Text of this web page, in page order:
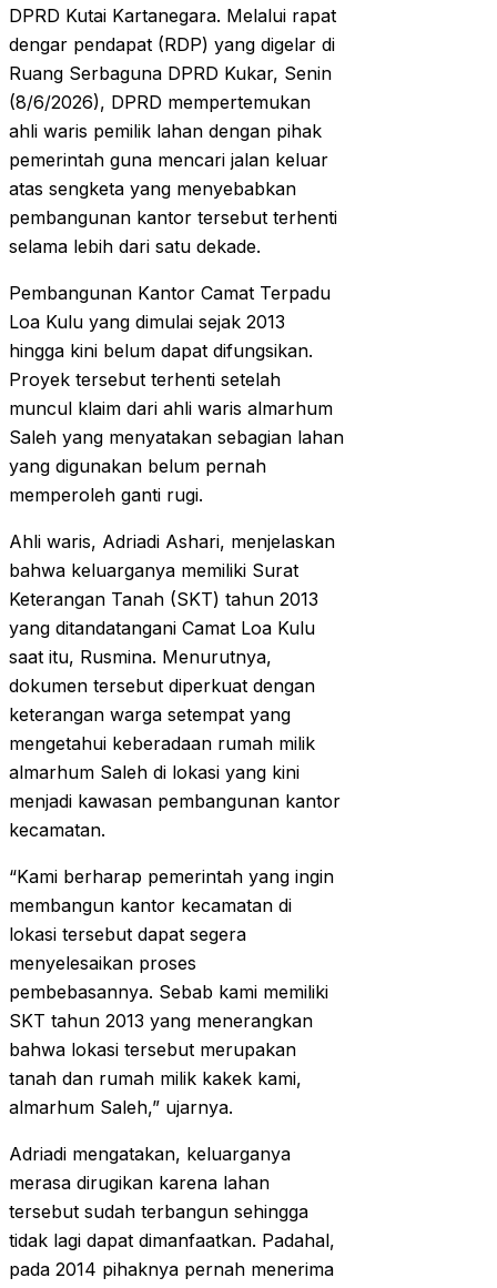
DPRD Kutai Kartanegara. Melalui rapat
dengar pendapat (RDP) yang digelar di
Ruang Serbaguna DPRD Kukar, Senin
(8/6/2026), DPRD mempertemukan
ahli waris pemilik lahan dengan pihak
pemerintah guna mencari jalan keluar
atas sengketa yang menyebabkan
pembangunan kantor tersebut terhenti
selama lebih dari satu dekade.
Pembangunan Kantor Camat Terpadu
Loa Kulu yang dimulai sejak 2013
hingga kini belum dapat difungsikan.
Proyek tersebut terhenti setelah
muncul klaim dari ahli waris almarhum
Saleh yang menyatakan sebagian lahan
yang digunakan belum pernah
memperoleh ganti rugi.
Ahli waris, Adriadi Ashari, menjelaskan
bahwa keluarganya memiliki Surat
Keterangan Tanah (SKT) tahun 2013
yang ditandatangani Camat Loa Kulu
saat itu, Rusmina. Menurutnya,
dokumen tersebut diperkuat dengan
keterangan warga setempat yang
mengetahui keberadaan rumah milik
almarhum Saleh di lokasi yang kini
menjadi kawasan pembangunan kantor
kecamatan.
“Kami berharap pemerintah yang ingin
membangun kantor kecamatan di
lokasi tersebut dapat segera
menyelesaikan proses
pembebasannya. Sebab kami memiliki
SKT tahun 2013 yang menerangkan
bahwa lokasi tersebut merupakan
tanah dan rumah milik kakek kami,
almarhum Saleh,” ujarnya.
Adriadi mengatakan, keluarganya
merasa dirugikan karena lahan
tersebut sudah terbangun sehingga
tidak lagi dapat dimanfaatkan. Padahal,
pada 2014 pihaknya pernah menerima